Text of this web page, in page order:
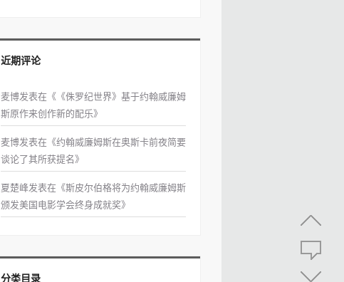
近期评论
麦博发表在《 《侏罗纪世界》基于约翰威廉姆
斯原作来创作新的配乐》
麦博发表在《约翰威廉姆斯在奥斯卡前夜简要
谈论了其所获提名》
夏楚峰发表在《斯皮尔伯格将为约翰威廉姆斯
颁发美国电影学会终身成就奖》
分类目录